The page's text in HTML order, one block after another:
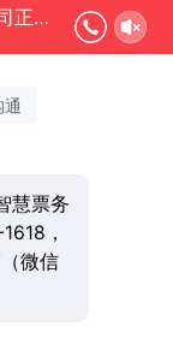
湖南小游信息技术有限公司正在为您服务
慧票务
，
微信